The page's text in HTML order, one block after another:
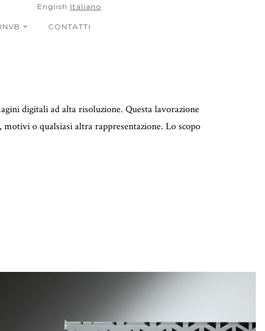
INVB CONTATTI
English Italiano
digitali ad alta risoluzione. Questa lavorazione
o qualsiasi altra rappresentazione. Lo scopo